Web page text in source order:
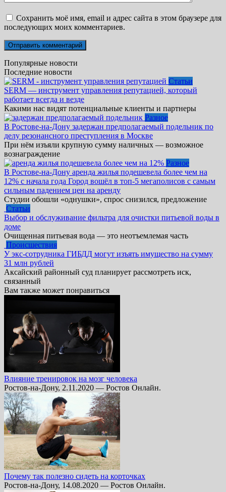
Сохранить моё имя, email и адрес сайта в этом браузере для
последующих моих комментариев.
Популярные новости
Последние новости
Статьи
SERM — инструмент управления репутацией, который
работает всегда и везде
Какими нас видят потенциальные клиенты и партнеры
Разное
В Ростове-на-Дону задержан предполагаемый подельник по
делу резонансного преступления в Москве
При нём изъяли крупную сумму наличных — возможное
вознаграждение
Разное
В Ростове-на-Дону аренда жилья подешевела более чем на
12% с начала года Город вошёл в топ-5 мегаполисов с самым
сильным падением цен на аренду
Студии обошли «однушки», спрос снизился, предложение
Статьи
Выбор и обслуживание фильтра для очистки питьевой воды в
доме
Очищенная питьевая вода — это неотъемлемая часть
Происшествия
У экс-сотрудника ГИБДД могут изъять имущество на сумму
31 млн рублей
Аксайский районный суд планирует рассмотреть иск,
связанный
Вам также может понравиться
Влияние тренировок на мозг человека
Ростов-на-Дону, 2.11.2020 — Ростов Онлайн.
Почему так полезно сидеть на корточках
Ростов-на-Дону, 14.08.2020 — Ростов Онлайн.